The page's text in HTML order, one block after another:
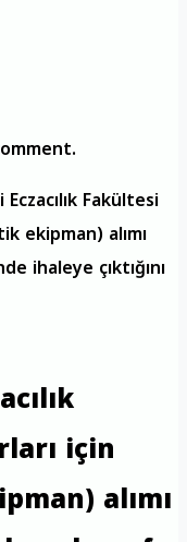
Fakültesi
ekipman) alımı
ihaleye çıktığını
için
alımı